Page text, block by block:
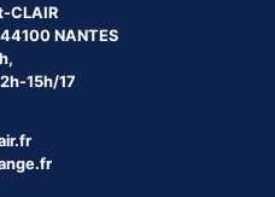
CLAIR
NANTES
15h/17